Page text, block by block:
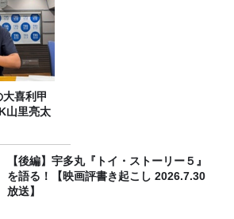
大喜利甲
山里亮太
【後編】宇多丸『トイ・ストーリー５』
を語る！【映画評書き起こし 2026.7.30
放送】